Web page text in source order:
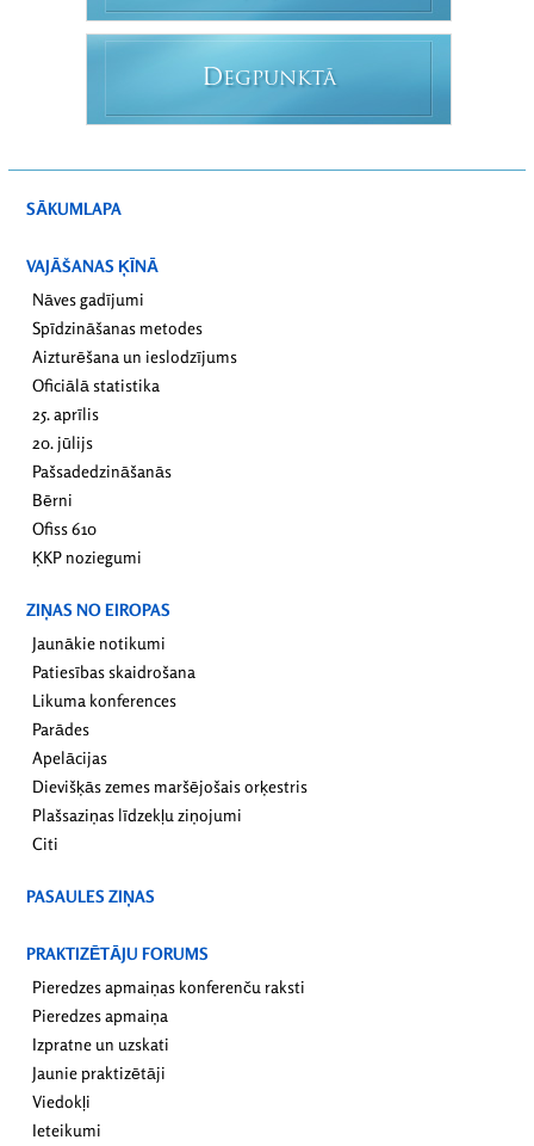
DEGPUNKTĀ
SĀKUMLAPA
VAJĀŠANAS ĶĪNĀ
Nāves gadījumi
Spīdzināšanas metodes
Aizturēšana un ieslodzījums
Oficiālā statistika
25. aprīlis
20. jūlijs
Pašsadedzināšanās
Bērni
Ofiss 610
ĶKP noziegumi
ZIŅAS NO EIROPAS
Jaunākie notikumi
Patiesības skaidrošana
Likuma konferences
Parādes
Apelācijas
Dievišķās zemes maršējošais orķestris
Plašsaziņas līdzekļu ziņojumi
Citi
PASAULES ZIŅAS
PRAKTIZĒTĀJU FORUMS
Pieredzes apmaiņas konferenču raksti
Pieredzes apmaiņa
Izpratne un uzskati
Jaunie praktizētāji
Viedokļi
Ieteikumi